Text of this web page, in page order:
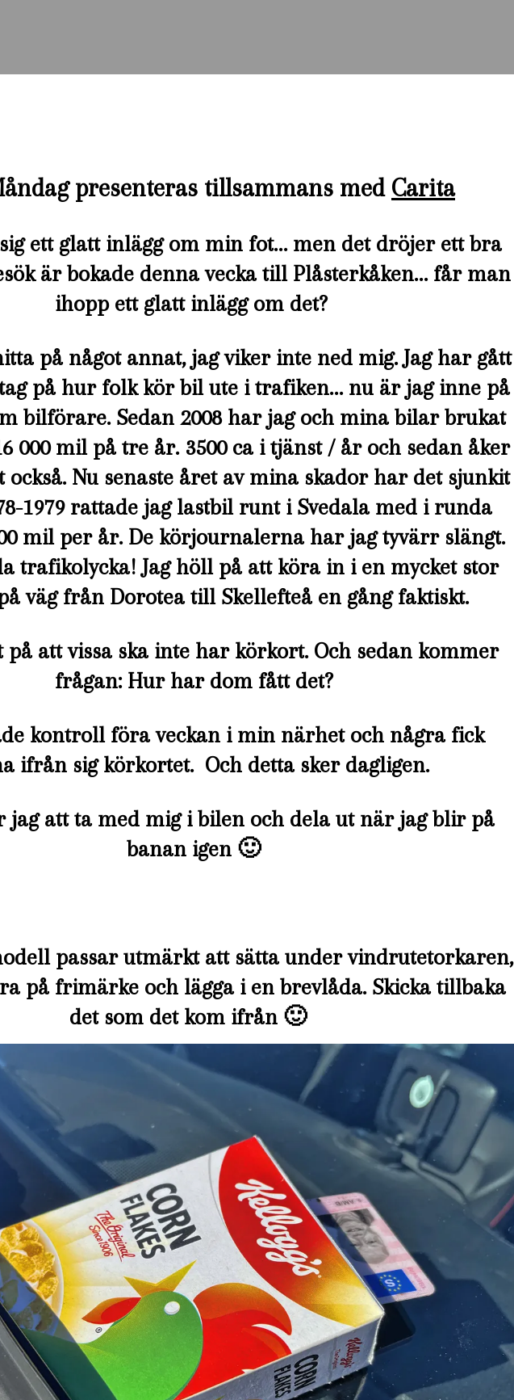
presenteras tillsammans med Carita
ett glatt inlägg om min fot… men det dröjer ett bra
är bokade denna vecka till Plåsterkåken… får man
ihopp ett glatt inlägg om det?
på något annat, jag viker inte ned mig. Jag har gått
på hur folk kör bil ute i trafiken… nu är jag inne på
bilförare. Sedan 2008 har jag och mina bilar brukat
000 mil på tre år. 3500 ca i tjänst / år och sedan åker
Nu senaste året av mina skador har det sjunkit
1979 rattade jag lastbil runt i Svedala med i runda
mil per år. De körjournalerna har jag tyvärr slängt.
trafikolycka! Jag höll på att köra in i en mycket stor
väg från Dorotea till Skellefteå en gång faktiskt.
att vissa ska inte har körkort. Och sedan kommer
frågan: Hur har dom fått det?
kontroll föra veckan i min närhet och några fick
ifrån sig körkortet. Och detta sker dagligen.
jag att ta med mig i bilen och dela ut när jag blir på
banan igen 🙂
passar utmärkt att sätta under vindrutetorkaren,
på frimärke och lägga i en brevlåda. Skicka tillbaka
det som det kom ifrån 🙂